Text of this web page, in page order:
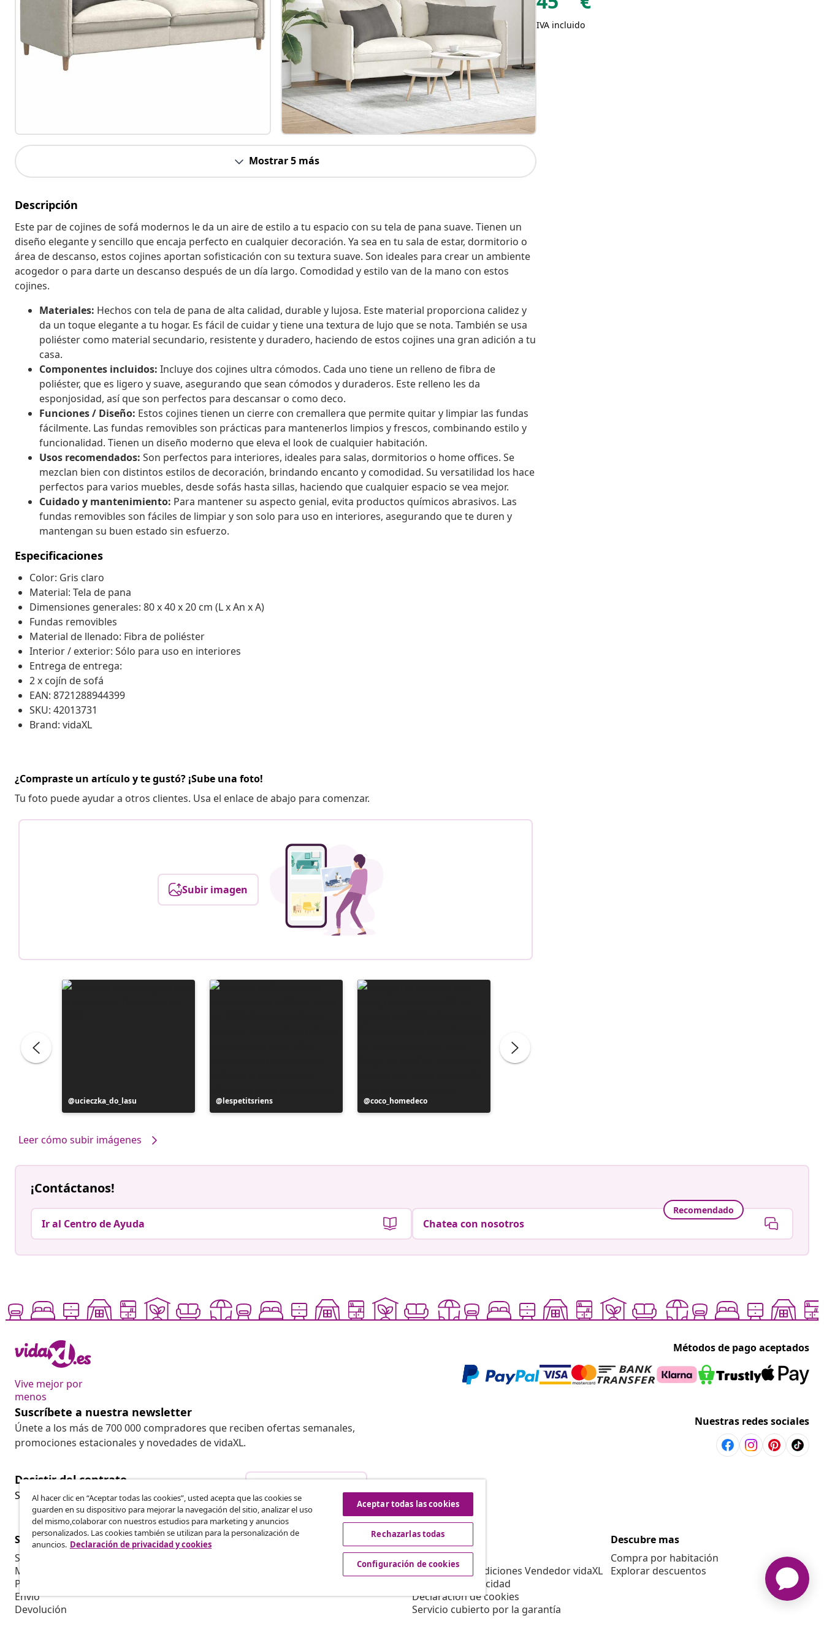
Mostrar 5 más
Descripción
Este par de cojines de sofá modernos le da un aire de estilo a tu espacio con su tela de pana suave. Tienen un
diseño elegante y sencillo que encaja perfecto en cualquier decoración. Ya sea en tu sala de estar, dormitorio o
área de descanso, estos cojines aportan sofisticación con su textura suave. Son ideales para crear un ambiente
acogedor o para darte un descanso después de un día largo. Comodidad y estilo van de la mano con estos
cojines.
Materiales: Hechos con tela de pana de alta calidad, durable y lujosa. Este material proporciona calidez y
da un toque elegante a tu hogar. Es fácil de cuidar y tiene una textura de lujo que se nota. También se usa
poliéster como material secundario, resistente y duradero, haciendo de estos cojines una gran adición a tu
casa.
Componentes incluidos: Incluye dos cojines ultra cómodos. Cada uno tiene un relleno de fibra de
poliéster, que es ligero y suave, asegurando que sean cómodos y duraderos. Este relleno les da
esponjosidad, así que son perfectos para descansar o como deco.
Funciones / Diseño: Estos cojines tienen un cierre con cremallera que permite quitar y limpiar las fundas
fácilmente. Las fundas removibles son prácticas para mantenerlos limpios y frescos, combinando estilo y
funcionalidad. Tienen un diseño moderno que eleva el look de cualquier habitación.
Usos recomendados: Son perfectos para interiores, ideales para salas, dormitorios o home offices. Se
mezclan bien con distintos estilos de decoración, brindando encanto y comodidad. Su versatilidad los hace
perfectos para varios muebles, desde sofás hasta sillas, haciendo que cualquier espacio se vea mejor.
Cuidado y mantenimiento: Para mantener su aspecto genial, evita productos químicos abrasivos. Las
fundas removibles son fáciles de limpiar y son solo para uso en interiores, asegurando que te duren y
mantengan su buen estado sin esfuerzo.
Especificaciones
Color: Gris claro
Material: Tela de pana
Dimensiones generales: 80 x 40 x 20 cm (L x An x A)
Fundas removibles
Material de llenado: Fibra de poliéster
Interior / exterior: Sólo para uso en interiores
Entrega de entrega:
2 x cojín de sofá
EAN: 8721288944399
SKU: 42013731
Brand: vidaXL
¿Compraste un artículo y te gustó? ¡Sube una foto!
Tu foto puede ayudar a otros clientes. Usa el enlace de abajo para comenzar.
Subir imagen
Publicación
realizada
ucieczka_do_lasu
Publicación
realizada
lespetitsriens
Publicación
realizada
coco_homedeco
Leer cómo subir imágenes
IVA incluido
¡Contáctanos!
Ir al Centro de Ayuda
Recomendado
Chatea con nosotros
Vive mejor por
menos
Métodos de pago aceptados
Suscríbete a nuestra newsletter
Únete a los más de 700 000 compradores que reciben ofertas semanales,
promociones estacionales y novedades de vidaXL.
Nuestras redes sociales
Desistir del contrato
Solicita la cancelación de tu pedido.
Servicio al Cliente
Seguimiento del pedido
Mi cuenta
Pago
Envío
Devolución
Empresas
vidaXL
Sobre vidaXL
Términos y Condiciones Vendedor vidaXL
Política de privacidad
Declaración de cookies
Servicio cubierto por la garantía
Descubre mas
Compra por habitación
Explorar descuentos
Al hacer clic en “Aceptar todas las cookies”, usted acepta que las cookies se
guarden en su dispositivo para mejorar la navegación del sitio, analizar el uso
del mismo,colaborar con nuestros estudios para marketing y anuncios
personalizados. Las cookies también se utilizan para la personalización de
anuncios. Declaración de privacidad y cookies
Aceptar todas las cookies
Rechazarlas todas
Configuración de cookies